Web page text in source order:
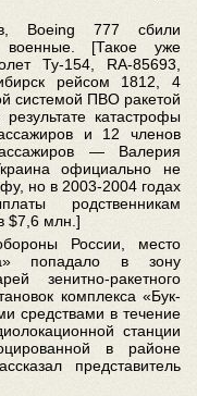
Boeing 777 сбили
военные. [Такое уже
Ту-154, RA-85693,
рейсом 1812, 4
системой ПВО ракетой
катастрофы
и 12 членов
— Валерия
официально не
но в 2003-2004 годах
родственникам
$7,6 млн.]
России, место
попадало в зону
зенитно-ракетного
комплекса «Бук-
средствами в течение
станции
в районе
представитель